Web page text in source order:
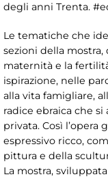
degli anni Trenta.
Le tematiche che
sezioni della
maternità e la
ispirazione, nelle
alla vita famigliare,
radice ebraica che
privata. Così l’opera
espressivo ricco,
pittura e della
La mostra,